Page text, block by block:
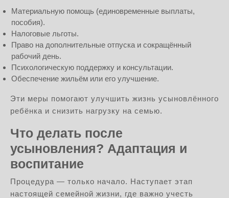
Материальную помощь (единовременные выплаты,
пособия).
Налоговые льготы.
Право на дополнительные отпуска и сокращённый
рабочий день.
Психологическую поддержку и консультации.
Обеспечение жильём или его улучшение.
Эти меры помогают улучшить жизнь усыновлённого
ребёнка и снизить нагрузку на семью.
Что делать после
усыновления? Адаптация и
воспитание
Процедура — только начало. Наступает этап
настоящей семейной жизни, где важно учесть